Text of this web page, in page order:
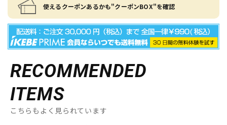
使えるクーポンあるかも"クーポンBOX"を確認
RECOMMENDED
ITEMS
こちらもよく見られています